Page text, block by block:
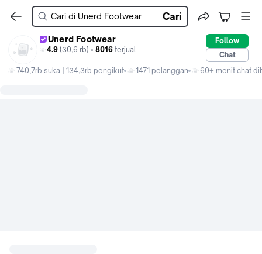
Cari
Unerd Footwear
4.9 (30,6 rb) • 8016 terjual
Follow
Chat
740,7rb suka | 134,3rb pengikut
1471 pelanggan 60+ menit chat